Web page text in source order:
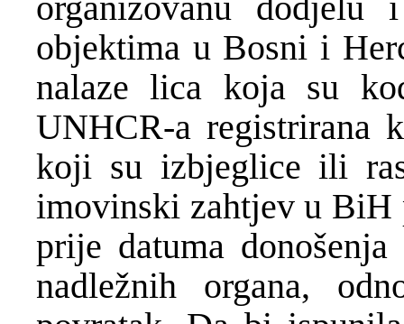
objektima u Bosni i
nalaze lica koja su
UNHCR-a registrirana
koji su izbjeglice ili
imovinski zahtjev u BiH
prije datuma
nadležnih organa,